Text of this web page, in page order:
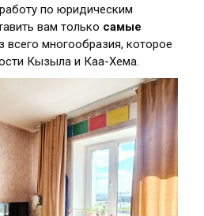
по юридическим
вам только самые
всего многообразия, которое
Кызыла и Каа-Хема.